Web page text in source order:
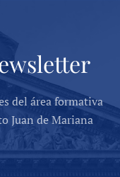
del área formativa
Juan de Mariana